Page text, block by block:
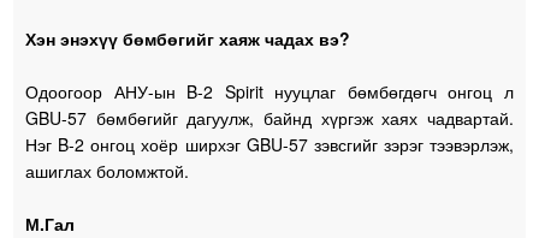
Хэн энэхүү бөмбөгийг хаяж чадах вэ?
Одоогоор АНУ-ын B-2 Spirit нууцлаг бөмбөгдөгч онгоц л
GBU-57 бөмбөгийг дагуулж, байнд хүргэж хаях чадвартай.
Нэг B-2 онгоц хоёр ширхэг GBU-57 зэвсгийг зэрэг тээвэрлэж,
ашиглах боломжтой.
М.Гал